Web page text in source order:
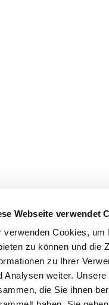
Webseite verwendet
verwenden Cookies, um
zu können und die
zu Ihrer
Analysen weiter.
die Sie ihnen